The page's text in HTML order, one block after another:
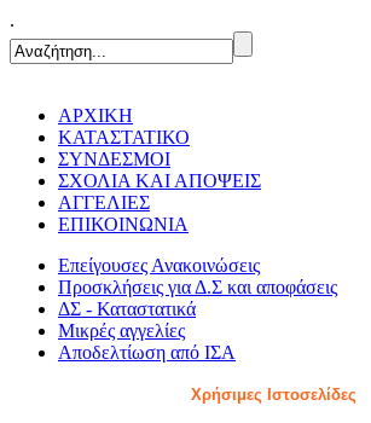
.
ΑΡΧΙΚΗ
ΚΑΤΑΣΤΑΤΙΚΟ
ΣΥΝΔΕΣΜΟΙ
ΣΧΟΛΙΑ ΚΑΙ ΑΠΟΨΕΙΣ
ΑΓΓΕΛΙΕΣ
ΕΠΙΚΟΙΝΩΝΙΑ
Επείγουσες Ανακοινώσεις
Προσκλήσεις για Δ.Σ και αποφάσεις
ΔΣ - Καταστατικά
Μικρές αγγελίες
Αποδελτίωση από ΙΣΑ
Χρήσιμες Ιστοσελίδες